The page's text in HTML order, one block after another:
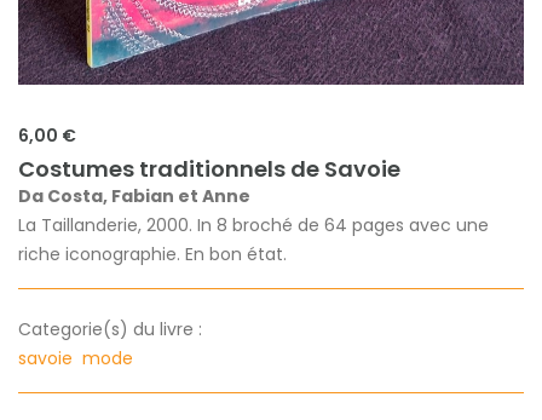
6,00 €
Costumes traditionnels de Savoie
Da Costa, Fabian et Anne
La Taillanderie, 2000. In 8 broché de 64 pages avec une
riche iconographie. En bon état.
Categorie(s) du livre :
savoie mode